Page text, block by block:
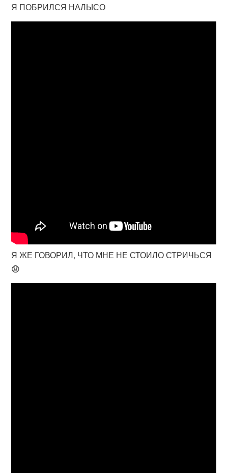
Я ПОБРИЛСЯ НАЛЫСО
Я ЖЕ ГОВОРИЛ, ЧТО МНЕ НЕ СТОИЛО СТРИЧЬСЯ
😧